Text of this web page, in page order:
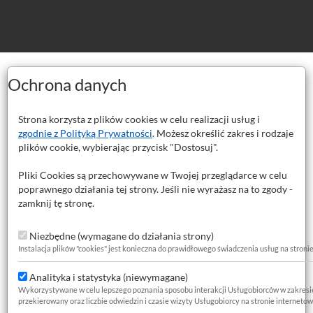
45x600 mm SDS
Ochrona danych
Strona korzysta z plików cookies w celu realizacji usług i
zgodnie z Polityką Prywatności. Możesz określić zakres i rodzaje
plików cookie, wybierając przycisk "Dostosuj".
Pliki Cookies są przechowywane w Twojej przeglądarce w celu
poprawnego działania tej strony. Jeśli nie wyrażasz na to zgody -
zamknij tę stronę.
Niezbędne (wymagane do działania strony)
Instalacja plików "cookies" jest konieczna do prawidłowego świadczenia usług na
Analityka i statystyka (niewymagane)
Wykorzystywane w celu lepszego poznania sposobu interakcji Usługobiorców w
przekierowany oraz liczbie odwiedzin i czasie wizyty Usługobiorcy na stronie